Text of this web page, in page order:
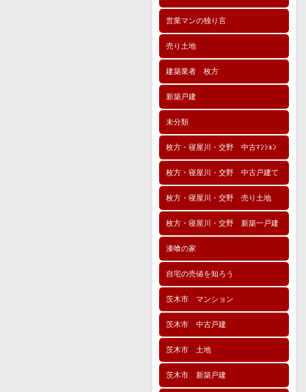
営業マンの独り言
売り土地
建築業者 枚方
新築戸建
未分類
枚方・寝屋川・交野 中古ﾏﾝｼｮﾝ
枚方・寝屋川・交野 中古戸建て
枚方・寝屋川・交野 売り土地
枚方・寝屋川・交野 新築一戸建
漆喰の家
自宅の売値を知ろう
茨木市 マンション
茨木市 中古戸建
茨木市 土地
茨木市 新築戸建